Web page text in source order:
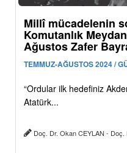
Millî mücadelenin
Komutanlık
Ağustos Zafer
TEMMUZ-AĞUSTOS 2024 /
“Ordular ilk hedefiniz
Atatürk...
Doç. Dr. Okan CEYLAN - Doç.